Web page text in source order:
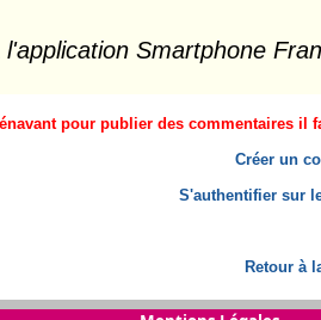
l'application Smartphone
pour publier des commentaires il
Créer un
S'authentifier sur
Retour à